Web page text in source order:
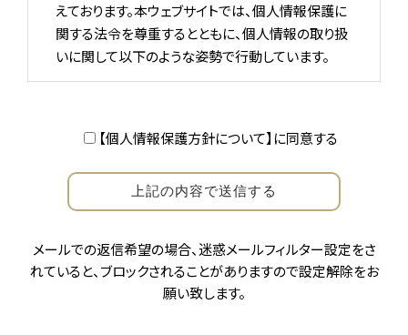
えております。本ウェブサイトでは、個人情報保護に
関する法令を尊重するとともに、個人情報の取り扱
いに関して以下のような姿勢で行動しています。
お客様から個人情報をご提供いただく場合、その情
報は、原則として、お客様に対し当社の商品・サービ
の商品・サービスを改善する目的にのみ利用いたし
ます。 それ以外の目的に利用する場合は、個人情報
をご提供いただく際に予めその目的を明示しており
【個人情報保護方針について】に同意する
メールでの返信希望の場合、迷惑メールフィルター設定をさ
れていると、 ブロックされることがありますので設定解除をお
願い致します。